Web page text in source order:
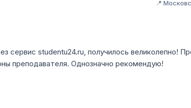
📍
сервис studentu24.ru, получилось великолепно!
преподавателя. Однозначно рекомендую!